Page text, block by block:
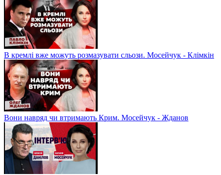
В кремлі вже можуть розмазувати сльози. Мосейчук - Клімкін
Вони навряд чи втримають Крим. Мосейчук - Жданов